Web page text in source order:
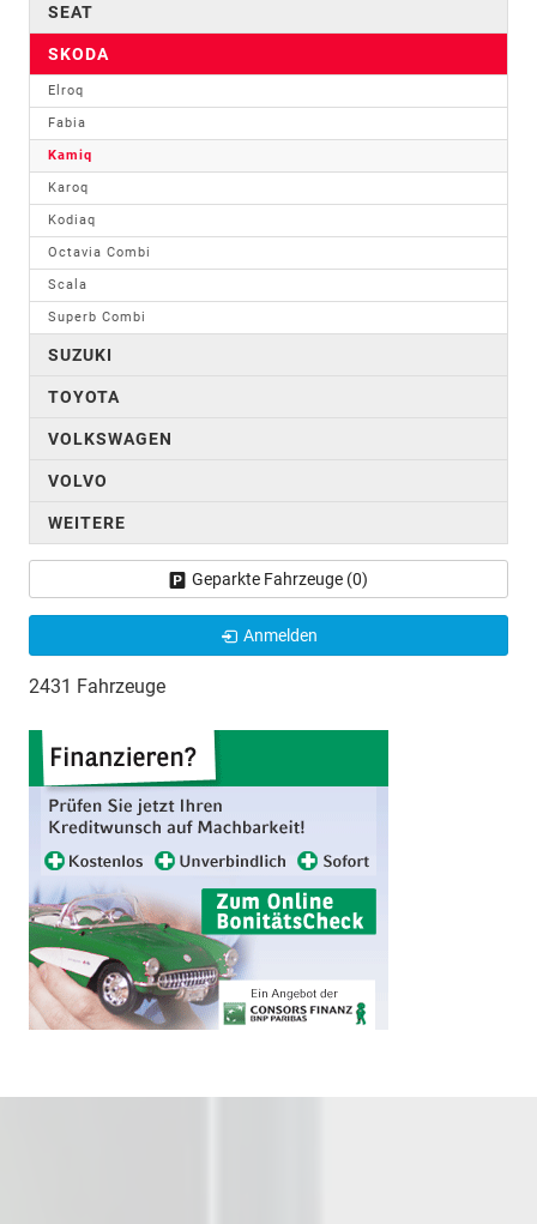
SEAT
SKODA
Elroq
Fabia
Kamiq
Karoq
Kodiaq
Octavia Combi
Scala
Superb Combi
SUZUKI
TOYOTA
VOLKSWAGEN
VOLVO
WEITERE
Geparkte Fahrzeuge (0)
Anmelden
2431 Fahrzeuge